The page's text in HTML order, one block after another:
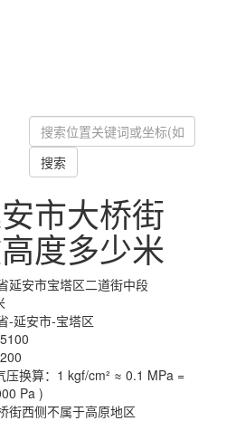
搜索
市大桥街
度多少米
延安市宝塔区二道街中段
-延安市-宝塔区
压换算：1 kgf/cm² ≈ 0.1 MPa =
Pa )
街西侧不属于高原地区